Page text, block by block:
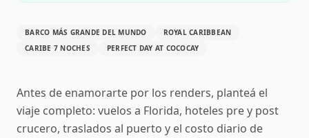
BARCO MÁS GRANDE DEL MUNDO
ROYAL CARIBBEAN
CARIBE 7 NOCHES
PERFECT DAY AT COCOCAY
Antes de enamorarte por los renders, planteá el
viaje completo: vuelos a Florida, hoteles pre y post
crucero, traslados al puerto y el costo diario de